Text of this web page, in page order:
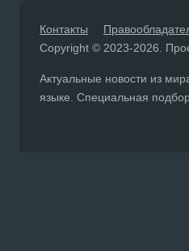
Контакты
Copyright © 2023-2026.
Актуальные новости из
языке. Специальная